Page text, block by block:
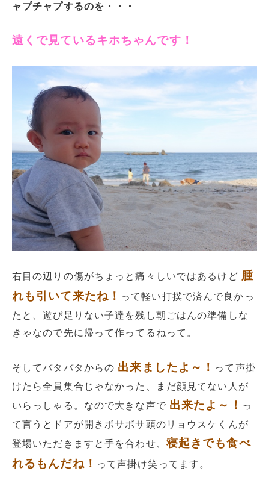
ャプチャプするのを・・・
遠くで見ているキホちゃんです！
右目の辺りの傷がちょっと痛々しいではあるけど 腫
れも引いて来たね！ って軽い打撲で済んで良かっ
たと、遊び足りない子達を残し朝ごはんの準備しな
きゃなので先に帰って作ってるねって。
そしてバタバタからの 出来ましたよ～！ って声掛
けたら全員集合じゃなかった、まだ顔見てない人が
いらっしゃる。なので大きな声で 出来たよ～！ っ
て言うとドアが開きボサボサ頭のリョウスケくんが
登場いただきますと手を合わせ、 寝起きでも食べ
れるもんだね！ って声掛け笑ってます。